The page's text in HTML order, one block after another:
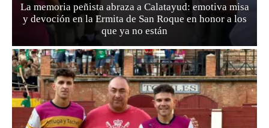
La memoria peñista abraza a Calatayud: emotiva misa
y devoción en la Ermita de San Roque en honor a los
que ya no están